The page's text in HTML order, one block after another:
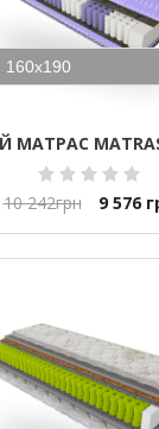
MATRAS
10 242грн 9 576